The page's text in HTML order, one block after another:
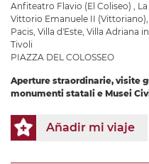
Anfiteatro Flavio (El Coliseo)
Vittorio Emanuele II (Vittoriano)
Pacis Villa d'Este Villa Adriana
Tivoli
PIAZZA DEL COLOSSEO
Aperture straordinarie, visite
monumenti statali e Musei
Añadir mi viaje